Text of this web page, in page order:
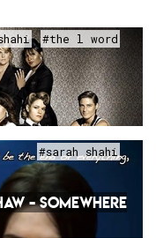
#the l word
#sarah shahi
- SOMEWHERE